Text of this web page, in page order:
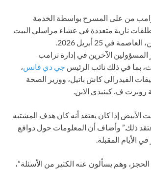
من على المسرح بواسطة الخدمة
نارية متعددة في عشاء مراسلي البيت
في 25 أبريل 2026.
المسؤولين الآخرين في إدارة ترامب
بما في ذلك نائب الرئيس جي دي فانس،
الفيدرالي كاش باتيل، ووزير الصحة
روبرت ف. كينيدي الابن.
الأبيض إذا كان يعتقد أنه كان هدف المشتبه
ذلك.” وأضاف أن المعلومات حول دوافع
الأيام المقبلة.
وهم يسألون عنه الكثير من الأسئلة”،